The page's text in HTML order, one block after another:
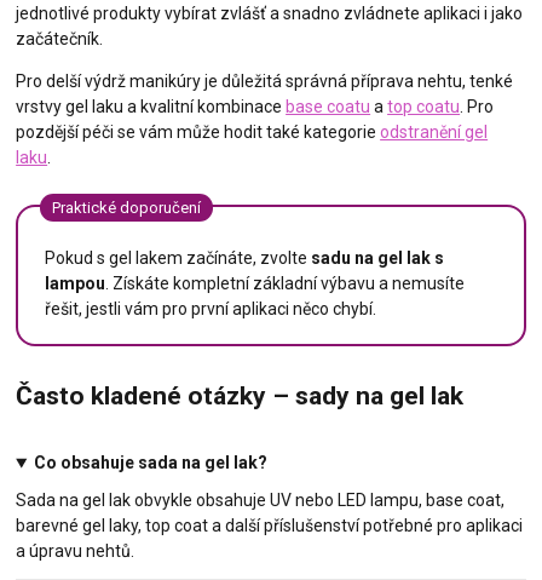
jednotlivé produkty vybírat zvlášť a snadno zvládnete aplikaci i jako
začátečník.
Pro delší výdrž manikúry je důležitá správná příprava nehtu, tenké
vrstvy gel laku a kvalitní kombinace base coatu atop coatu. Pro
pozdější péči se vám může hodit také kategorieodstranění gel
laku.
Praktické doporučení
Pokud s gel lakem začínáte, zvolte sadu na gel lak s
lampou. Získáte kompletní základní výbavu a nemusíte
řešit, jestli vám pro první aplikaci něco chybí.
Často kladené otázky – sady na gel lak
Co obsahuje sada na gel lak?
Sada na gel lak obvykle obsahuje UV nebo LED lampu, base coat,
barevné gel laky, top coat a další příslušenství potřebné pro aplikaci
a úpravu nehtů.